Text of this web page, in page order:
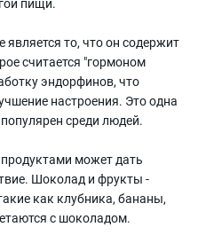
то, что он содержит
считается "гормоном
эндорфинов, что
настроения. Это одна
среди людей.
может дать
Шоколад и фрукты -
как клубника, бананы,
с шоколадом.